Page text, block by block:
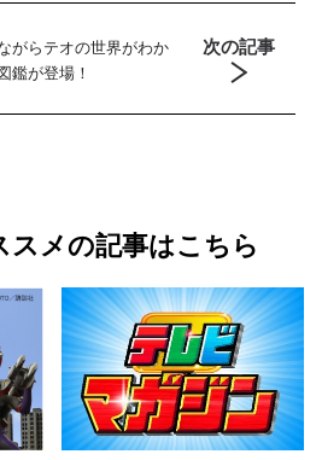
がらテオの世界がわか
鑑が登場！
次の記事
メの記事はこちら